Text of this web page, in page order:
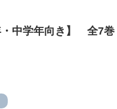
・中学年向き】 全7巻